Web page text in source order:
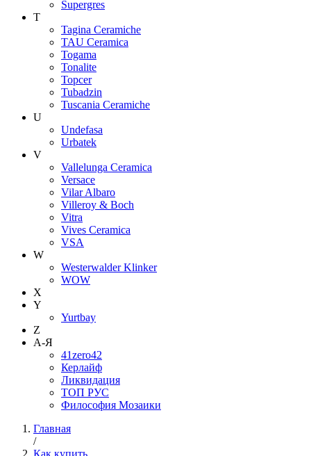
Supergres
T
Tagina Ceramiche
TAU Ceramica
Togama
Tonalite
Topcer
Tubadzin
Tuscania Ceramiche
U
Undefasa
Urbatek
V
Vallelunga Ceramica
Versace
Vilar Albaro
Villeroy & Boch
Vitra
Vives Ceramica
VSA
W
Westerwalder Klinker
WOW
X
Y
Yurtbay
Z
А-Я
41zero42
Керлайф
Ликвидация
ТОП РУС
Философия Мозаики
Главная
/
Как купить